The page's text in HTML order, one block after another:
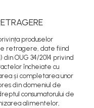
produselor
retragere, date fiind
OUG 34/2014 privind
încheiate cu
și completarea unor
din domeniul de
consumatorului de
alimentelor,